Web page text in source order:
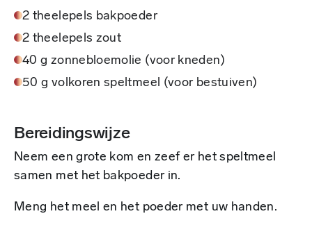
2 theelepels bakpoeder
2 theelepels zout
40 g zonnebloemolie (voor kneden)
50 g volkoren speltmeel (voor bestuiven)
Bereidingswijze
Neem een grote kom en zeef er het speltmeel
samen met het bakpoeder in.
Meng het meel en het poeder met uw handen.